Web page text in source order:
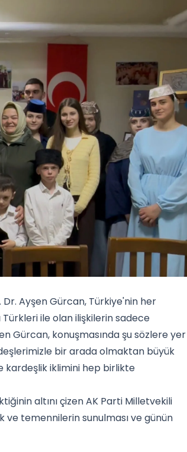
Ayşen Gürcan, Türkiye'nin her
Türkleri ile olan ilişkilerin sadece
Gürcan, konuşmasında şu sözlere yer
bir arada olmaktan büyük
kardeşlik iklimini hep birlikte
altını çizen AK Parti Milletvekili
ve temennilerin sunulması ve günün